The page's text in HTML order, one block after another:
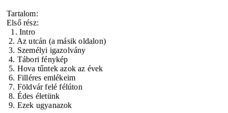
Tartalom:
Első rész:
1. Intro
2. Az utcán (a másik oldalon)
3. Személyi igazolvány
4. Tábori fénykép
5. Hova tűntek azok az évek
6. Filléres emlékeim
7. Földvár felé félúton
8. Édes életünk
9. Ezek ugyanazok